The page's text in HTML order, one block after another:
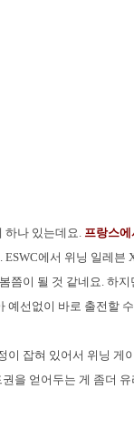
하나 있는데요. 프랑스
ESWC에서 위닝 일레
쯤이 될 것 같네요. 하
예선없이 바로 출전할
이 잡혀 있어서 위닝 게
을 얻어두는 게 좀더